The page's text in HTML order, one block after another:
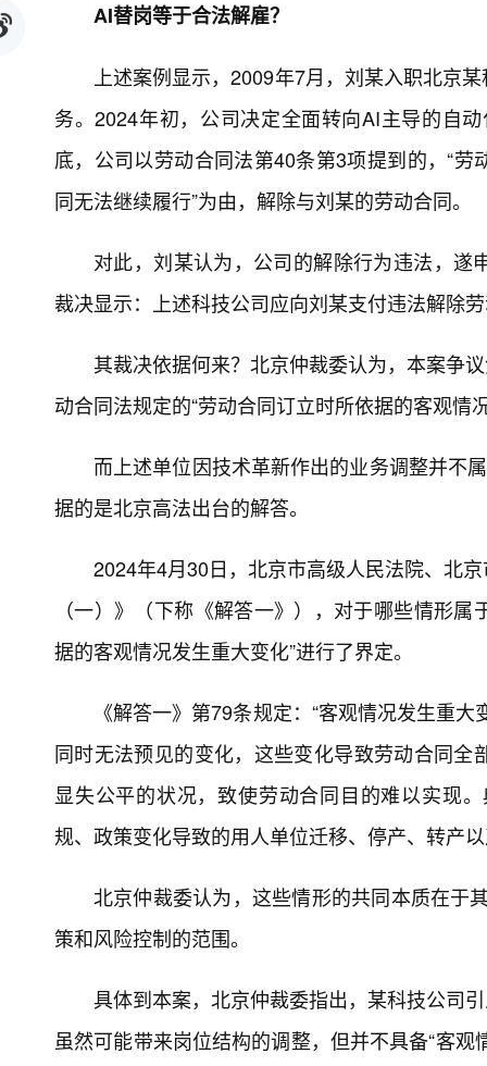
AI替岗等于合法解雇？
上述案例显示，2009年7月，刘某入职北京
务。2024年初，公司决定全面转向AI主导的自
底，公司以劳动合同法第40条第3项提到的，“
同无法继续履行”为由，解除与刘某的劳动合同。
对此，刘某认为，公司的解除行为违法，
裁决显示：上述科技公司应向刘某支付违法解除
其裁决依据何来？北京仲裁委认为，本案争
动合同法规定的“劳动合同订立时所依据的客观情
而上述单位因技术革新作出的业务调整并不
据的是北京高法出台的解答。
2024年4月30日，北京市高级人民法院、北
（一）》（下称《解答一》），对于哪些情形
据的客观情况发生重大变化”进行了界定。
《解答一》第79条规定：“客观情况发生重
同时无法预见的变化，这些变化导致劳动合同
显失公平的状况，致使劳动合同目的难以实现
规、政策变化导致的用人单位迁移、停产、转产
北京仲裁委认为，这些情形的共同本质在于
策和风险控制的范围。
具体到本案，北京仲裁委指出，某科技公司
虽然可能带来岗位结构的调整，但并不具备“客